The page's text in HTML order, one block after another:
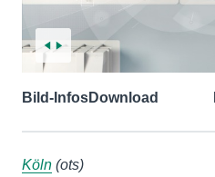
Bild-InfosDownload
Köln (ots)